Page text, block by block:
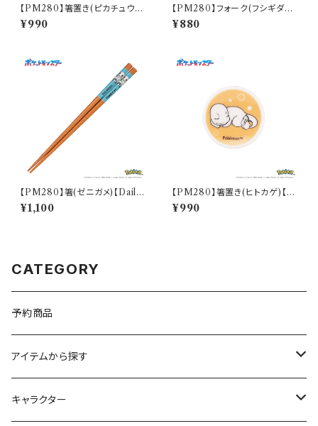
【PM280】箸置き(ピカチュウ)
【Daily Sketch】PM284-402
¥990
【PM280】フォーク(フシギダネ)
【Daily Sketch】PM281-851
¥880
【PM280】箸(ゼニガメ)【Daily
Sketch】PM283-840
¥1,100
【PM280】箸置き(ヒトカゲ)【D
aily Sketch】PM282-402
¥990
CATEGORY
予約商品
アイテムから探す
九谷焼
キャラクター